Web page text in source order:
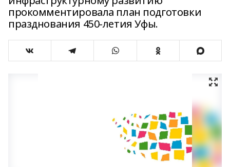
прокомментировала план подготовки
празднования 450-летия Уфы.